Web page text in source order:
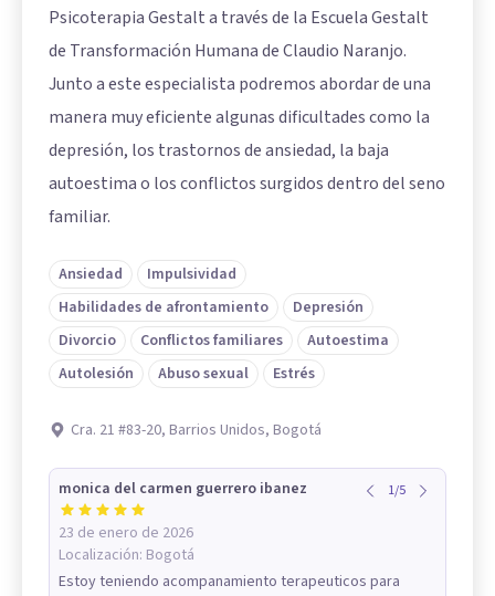
Psicoterapia Gestalt a través de la Escuela Gestalt
de Transformación Humana de Claudio Naranjo.
Junto a este especialista podremos abordar de una
manera muy eficiente algunas dificultades como la
depresión, los trastornos de ansiedad, la baja
autoestima o los conflictos surgidos dentro del seno
familiar.
Ansiedad
Impulsividad
Habilidades de afrontamiento
Depresión
Divorcio
Conflictos familiares
Autoestima
Autolesión
Abuso sexual Estrés
Cra. 21 #83-20, Barrios Unidos, Bogotá
monica del carmen guerrero ibanez
23 de enero de 2026
Localización: Bogotá
1/5
Estoy teniendo acompanamiento terapeuticos para